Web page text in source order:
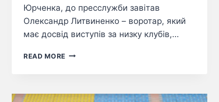
Юрченка, до пресслужби завітав
Олександр Литвиненко – воротар, який
має досвід виступів за низку клубів,…
READ MORE